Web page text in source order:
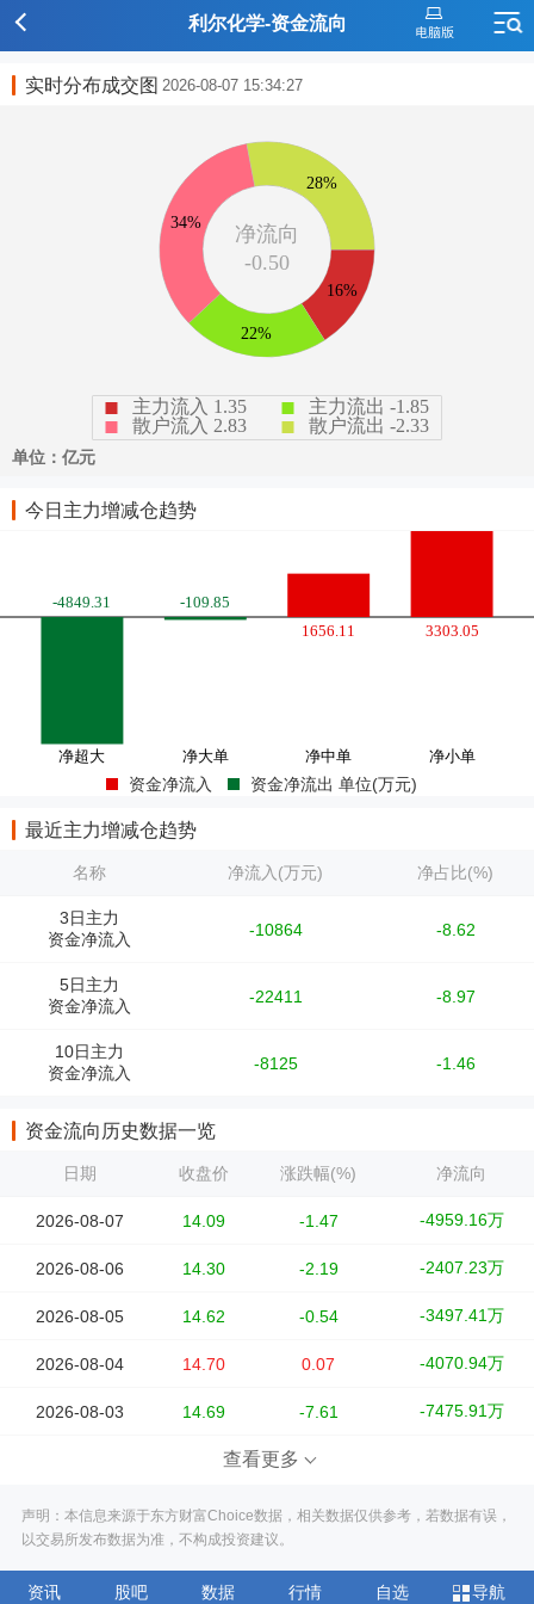
利尔化学-资金流向
实时分布成交图 2026-08-07 15:34:27
今日主力增减仓趋势
资金净流入 资金净流出 单位(万元)
最近主力增减仓趋势
名称 净流入(万元) 净占比(%)
3日主力
资金净流入
-10864 -8.62
5日主力
资金净流入
-22411 -8.97
10日主力
资金净流入
-8125 -1.46
资金流向历史数据一览
日期 收盘价 涨跌幅(%) 净流向
2026-08-07 14.09 -1.47 -4959.16万
2026-08-06 14.30 -2.19 -2407.23万
2026-08-05 14.62 -0.54 -3497.41万
2026-08-04 14.70 0.07 -4070.94万
2026-08-03 14.69 -7.61 -7475.91万
查看更多
声明：本信息来源于东方财富Choice数据，相关数据仅供参考，若数据有误，
以交易所发布数据为准，不构成投资建议。
资讯 股吧 数据 行情 自选 导航